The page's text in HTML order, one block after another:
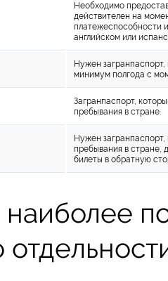
Необходимо
действителен на
платежеспособности
английском или
Нужен
минимум полгода с
Загранпаспорт,
пребывания в стране.
Нужен
пребывания в стране,
билеты в обратную